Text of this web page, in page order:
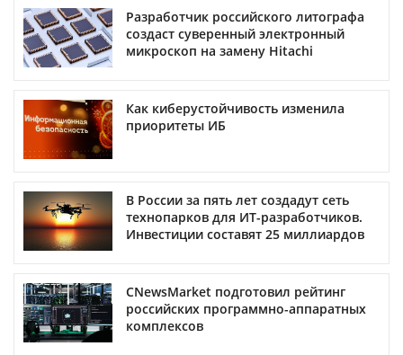
Разработчик российского литографа
создаст суверенный электронный
микроскоп на замену Hitachi
Как киберустойчивость изменила
приоритеты ИБ
В России за пять лет создадут сеть
технопарков для ИТ-разработчиков.
Инвестиции составят 25 миллиардов
CNewsMarket подготовил рейтинг
российских программно-аппаратных
комплексов